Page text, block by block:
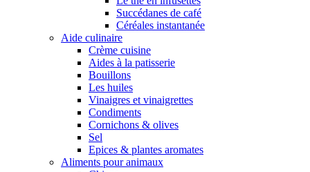
Succédanes de café
Céréales instantanée
Aide culinaire
Crème cuisine
Aides à la patisserie
Bouillons
Les huiles
Vinaigres et vinaigrettes
Condiments
Cornichons & olives
Sel
Epices & plantes aromates
Aliments pour animaux